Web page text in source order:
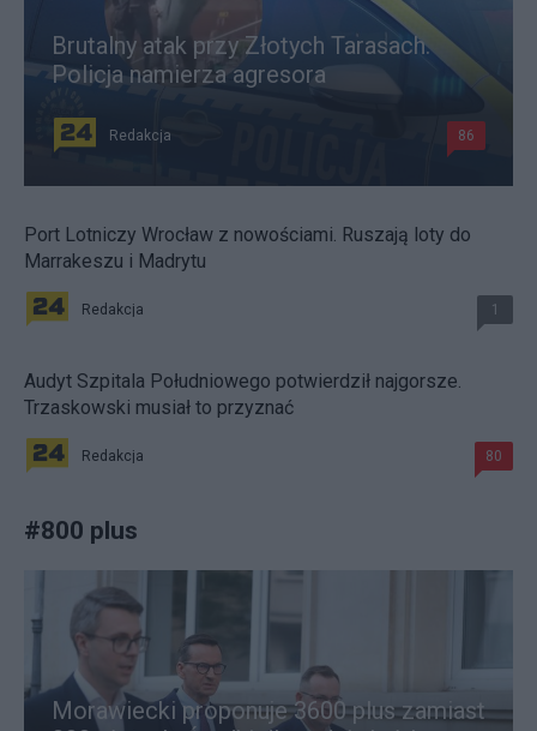
Brutalny atak przy Złotych Tarasach.
Policja namierza agresora
Redakcja 86
Port Lotniczy Wrocław z nowościami. Ruszają loty do
Marrakeszu i Madrytu
Redakcja 1
Audyt Szpitala Południowego potwierdził najgorsze.
Trzaskowski musiał to przyznać
Redakcja 80
#800 plus
Morawiecki proponuje 3600 plus zamiast